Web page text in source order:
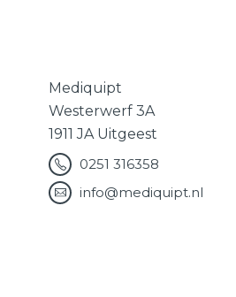
Mediquipt
Westerwerf 3A
1911 JA Uitgeest
0251 316358
info@mediquipt.nl